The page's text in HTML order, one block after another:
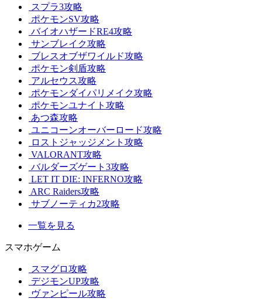
スプラ3攻略
ポケモンSV攻略
バイオハザードRE4攻略
サンブレイク攻略
ブレスオブザワイルド攻略
ポケモン剣盾攻略
アルセウス攻略
ポケモンダイパリメイク攻略
ポケモンユナイト攻略
あつ森攻略
ユニコーンオーバーロード攻略
ロストジャッジメント攻略
VALORANT攻略
バルダーズゲート3攻略
LET IT DIE: INFERNO攻略
ARC Raiders攻略
サブノーティカ2攻略
一覧を見る
スマホゲーム
スマグロ攻略
デジモンUP攻略
ヴァンピール攻略